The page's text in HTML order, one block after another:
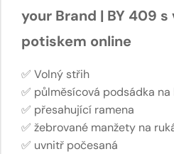
your Brand | BY 409
potiskem online
✅ Volný střih
✅ půlměsícová podsádka na
✅ přesahující ramena
✅ žebrované manžety na
✅ uvnitř počesaná